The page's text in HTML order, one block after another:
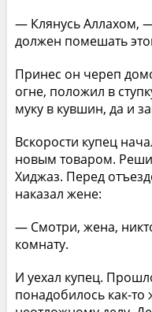
— Клянусь Аллахом,
должен помешать
Принес он череп
огне, положил в
муку в кувшин, да и
Вскорости купец
новым товаром.
Хиджаз. Перед
наказал жене:
— Смотри, жена,
комнату.
И уехал купец.
понадобилось как-то